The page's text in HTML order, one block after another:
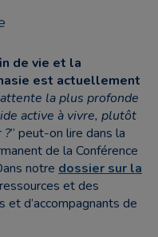
de vie et la
est actuellement
la plus profonde
active à vivre, plutôt
?” peut-on lire dans la
de la Conférence
notre dossier sur la
et des
d’accompagnants de